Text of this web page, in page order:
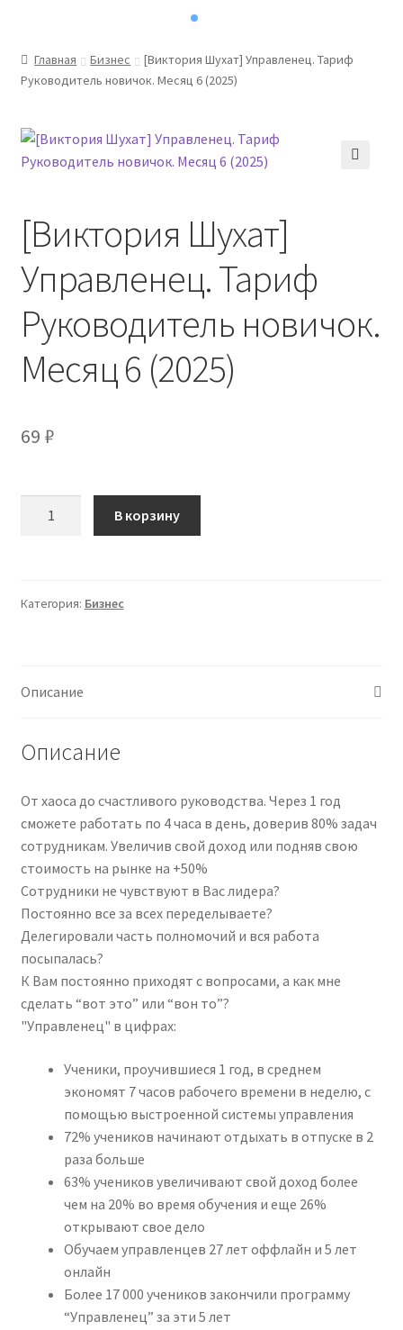
Главная Бизнес
[Виктория Шухат] Управленец. Тариф
Руководитель новичок. Месяц 6 (2025)
[Виктория Шухат]
Управленец. Тариф
Руководитель новичок.
Месяц 6 (2025)
69 ₽
Управленец.
Месяц
В корзину
Категория: Бизнес
Описание
Описание
От хаоса до счастливого руководства. Через 1 год
сможете работать по 4 часа в день, доверив 80% задач
сотрудникам. Увеличив свой доход или подняв свою
стоимость на рынке на +50%
Сотрудники не чувствуют в Вас лидера?
Постоянно все за всех переделываете?
Делегировали часть полномочий и вся работа
посыпалась?
К Вам постоянно приходят с вопросами, а как мне
сделать “вот это” или “вон то”?
"Управленец" в цифрах:
Ученики, проучившиеся 1 год, в среднем
экономят 7 часов рабочего времени в неделю, с
помощью выстроенной системы управления
72% учеников начинают отдыхать в отпуске в 2
раза больше
63% учеников увеличивают свой доход более
чем на 20% во время обучения и еще 26%
открывают свое дело
Обучаем управленцев 27 лет оффлайн и 5 лет
онлайн
Более 17 000 учеников закончили программу
“Управленец” за эти 5 лет